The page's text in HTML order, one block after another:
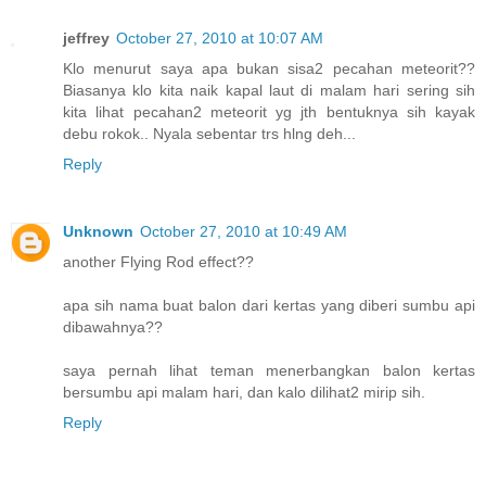
jeffrey October 27, 2010 at 10:07 AM
Klo menurut saya apa bukan sisa2 pecahan meteorit??
Biasanya klo kita naik kapal laut di malam hari sering sih
kita lihat pecahan2 meteorit yg jth bentuknya sih kayak
debu rokok.. Nyala sebentar trs hlng deh...
Reply
Unknown October 27, 2010 at 10:49 AM
another Flying Rod effect??
apa sih nama buat balon dari kertas yang diberi sumbu api
dibawahnya??
saya pernah lihat teman menerbangkan balon kertas
bersumbu api malam hari, dan kalo dilihat2 mirip sih.
Reply